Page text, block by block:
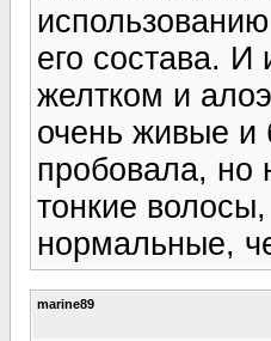
его состава. И
желтком и
очень живые и
пробовала, но
тонкие
нормальные,
marine89